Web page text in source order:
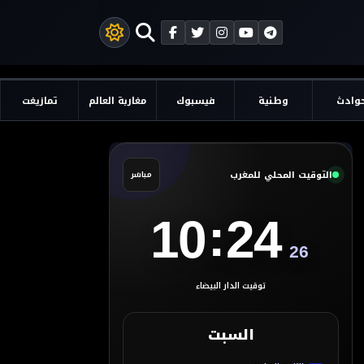
وطنية فيسبوك مغاربة العالم تمازيغت
التوقيت المحلي للمغرب مباشر
10:24 27
توقيت الدار البيضاء
السبت